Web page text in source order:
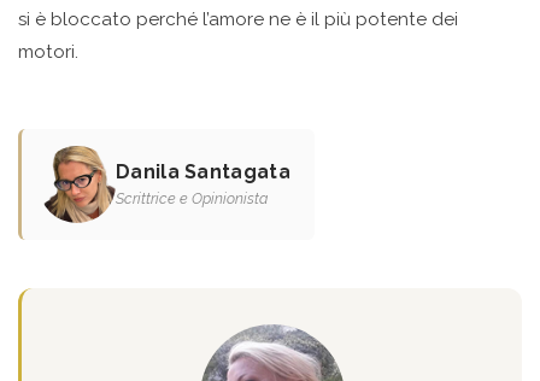
si è bloccato perché l’amore ne è il più potente dei
motori.
Danila Santagata
Scrittrice e Opinionista